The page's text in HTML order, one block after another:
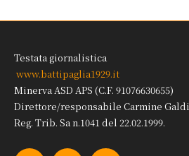
Testata giornalistica
www.battipaglia1929.it
Minerva ASD APS (C.F. 91076630655)
Direttore/responsabile Carmine Galdi
Reg. Trib. Sa n.1041 del 22.02.1999.